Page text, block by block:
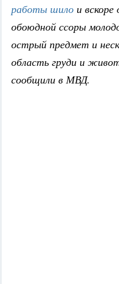
работы шило и
обоюдной ссоры
острый предмет и
область груди и
сообщили в МВД.